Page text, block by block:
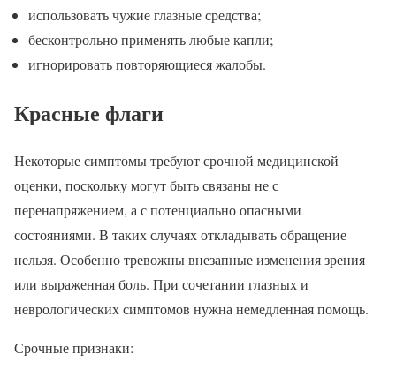
использовать чужие глазные средства;
бесконтрольно применять любые капли;
игнорировать повторяющиеся жалобы.
Красные флаги
Некоторые симптомы требуют срочной медицинской
оценки, поскольку могут быть связаны не с
перенапряжением, а с потенциально опасными
состояниями. В таких случаях откладывать обращение
нельзя. Особенно тревожны внезапные изменения зрения
или выраженная боль. При сочетании глазных и
неврологических симптомов нужна немедленная помощь.
Срочные признаки: